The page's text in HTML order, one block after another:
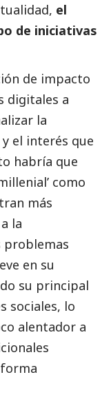
el
de iniciativas
de impacto
digitales a
la
el interés que
habría que
como
más
la
problemas
en su
su principal
sociales, lo
alentador a